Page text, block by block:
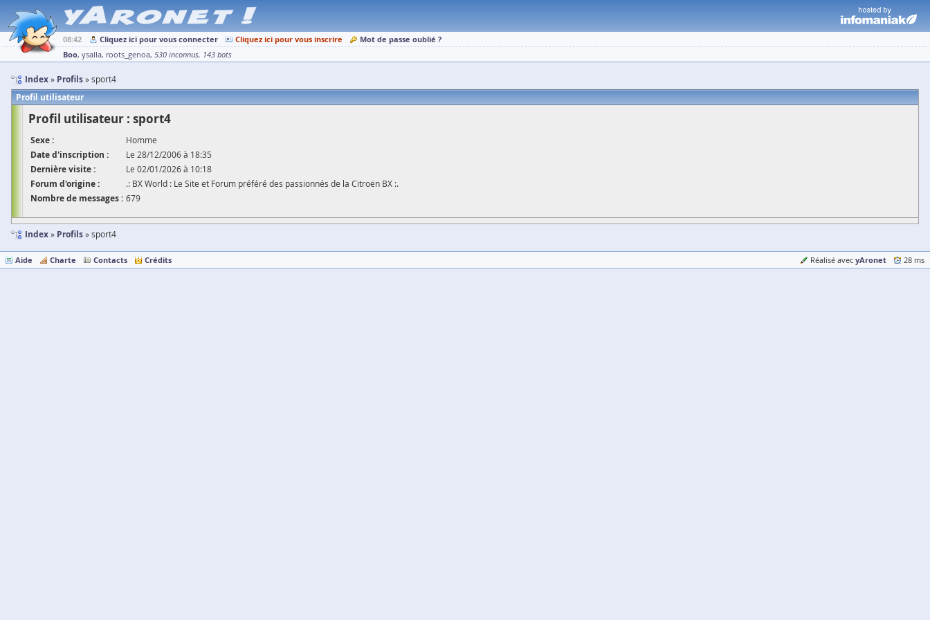
08:42 Cliquez ici pour vous connecter Cliquez ici pour vous inscrire
Mot de passe oublié ?
Boo ysalla roots_genoa 530 inconnus 143 bots
Index Profils sport4
Profil utilisateur
Profil utilisateur : sport4
Sexe : Homme
Date d'inscription : Le 28/12/2006 à 18:35
Dernière visite : Le 02/01/2026 à 10:18
Forum d'origine : .: BX World : Le Site et Forum préféré des passionnés de la Citroën BX :.
Nombre de messages : 679
Index Profils sport4
Aide Charte Contacts Crédits Réalisé avec yAronet 28 ms